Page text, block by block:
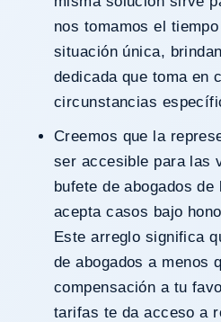
nos tomamos el
situación única,
dedicada que toma en
circunstancias
Creemos que la representación legal debería
ser accesible para las
bufete de abogados
acepta casos bajo
Este arreglo significa
de abogados a menos
compensación a tu
tarifas te da acceso a